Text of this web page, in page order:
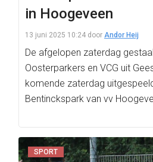
in Hoogeveen
13 juni 2025 10:24 door Andor Heij
De afgelopen zaterdag
Oosterparkers en VCG uit
komende zaterdag
Bentinckspark van vv
SPORT